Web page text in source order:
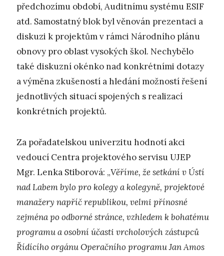
předchozímu období, Auditnímu systému ESIF
atd. Samostatný blok byl věnován prezentaci a
diskuzi k projektům v rámci Národního plánu
obnovy pro oblast vysokých škol. Nechybělo
také diskuzní okénko nad konkrétními dotazy
a výměna zkušeností a hledání možností řešení
jednotlivých situací spojených s realizací
konkrétních projektů.
Za pořadatelskou univerzitu hodnotí akci
vedoucí Centra projektového servisu UJEP
Mgr. Lenka Stiborová: „Věříme, že setkání v Ústí
nad Labem bylo pro kolegy a kolegyně, projektové
manažery napříč republikou, velmi přínosné
zejména po odborné stránce, vzhledem k bohatému
programu a osobní účasti vrcholových zástupců
Řídícího orgánu Operačního programu Jan Amos